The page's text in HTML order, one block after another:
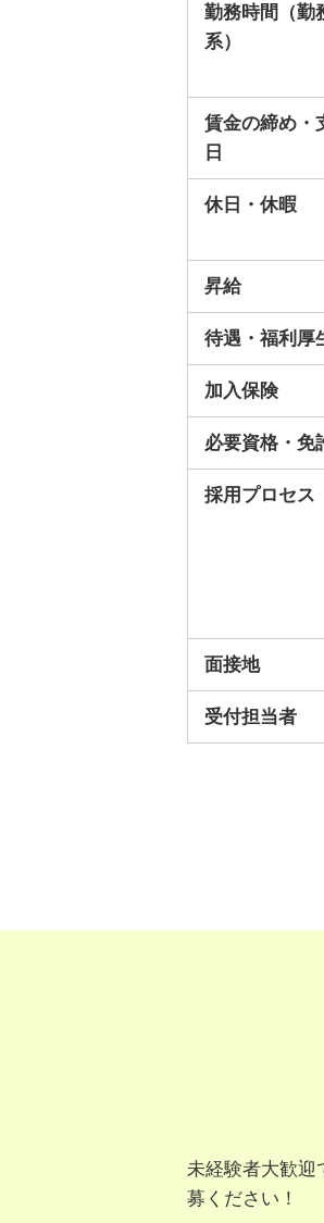
勤務時間（勤
系）
賃金の締め・
日
休日・休暇
昇給
待遇・福利厚
加入保険
必要資格・免
採用プロセス
面接地
受付担当者
未経験者大歓迎
募ください！